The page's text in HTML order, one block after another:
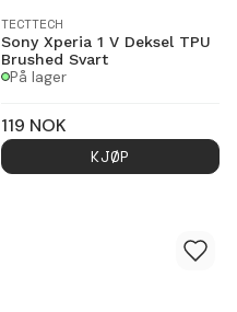
TECTTECH
Sony Xperia 1 V Deksel TPU
Brushed Svart
På lager
119 NOK
KJØP